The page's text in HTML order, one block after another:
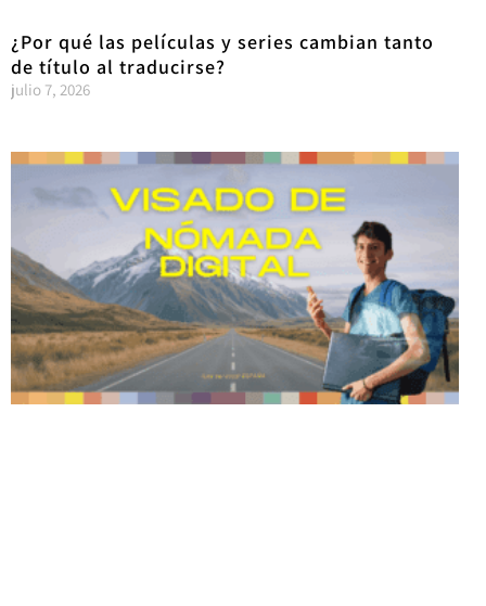
¿Por qué las películas y series cambian tanto
de título al traducirse?
julio 7, 2026